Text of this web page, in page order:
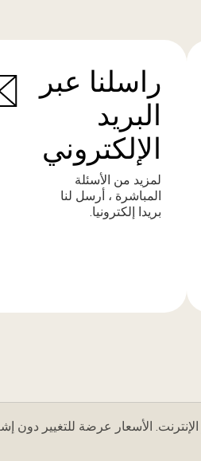
راسلنا عبر
البريد
الإلكتروني
لمزيد من الأسئلة
المباشرة ، أرسل لنا
بريدا إلكترونيا.
الأسعار عرضة للتغيير دون